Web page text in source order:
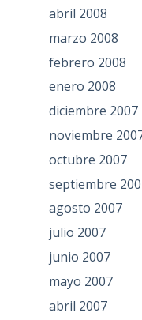
abril 2008
marzo 2008
febrero 2008
enero 2008
diciembre 2007
noviembre
octubre 2007
septiembre
agosto 2007
julio 2007
junio 2007
mayo 2007
abril 2007